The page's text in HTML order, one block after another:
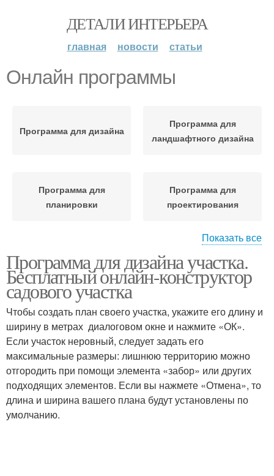
ДЕТАЛИ ИНТЕРЬЕРА
главная новости статьи
Онлайн программы
Программа для дизайна
Программа для
ландшафтного дизайна
Программа для
планировки
Программа для
проектирования
Ценная программа
Показать все
Программа для дизайна участка.
Бесплатный онлайн-конструктор
садового участка
Чтобы создать план своего участка, укажите его длину и
ширину в метрах диалоговом окне и нажмите «ОК».
Если участок неровный, следует задать его
максимальные размеры: лишнюю территорию можно
отгородить при помощи элемента «забор» или других
подходящих элементов. Если вы нажмете «Отмена», то
длина и ширина вашего плана будут установлены по
умолчанию.